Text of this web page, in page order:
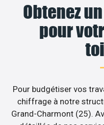
Obtenez
pour
Pour budgétiser vos
chiffrage à notre
Grand-Charmont (25).